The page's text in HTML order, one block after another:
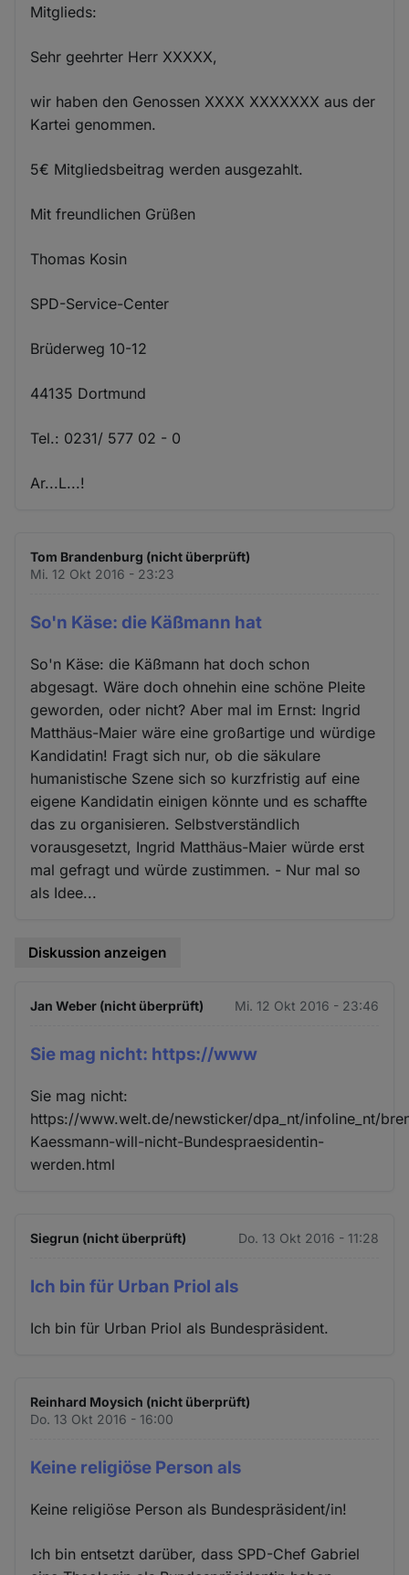
Mitglieds:
Sehr geehrter Herr XXXXX,
wir haben den Genossen XXXX XXXXXXX aus der
Kartei genommen.
5€ Mitgliedsbeitrag werden ausgezahlt.
Mit freundlichen Grüßen
Thomas Kosin
SPD-Service-Center
Brüderweg 10-12
44135 Dortmund
Tel.: 0231/ 577 02 - 0
Ar...L...!
Tom Brandenburg (nicht überprüft)
Mi. 12 Okt 2016 - 23:23
So'n Käse: die Käßmann hat
So'n Käse: die Käßmann hat doch schon
abgesagt. Wäre doch ohnehin eine schöne Pleite
geworden, oder nicht? Aber mal im Ernst: Ingrid
Matthäus-Maier wäre eine großartige und würdige
Kandidatin! Fragt sich nur, ob die säkulare
humanistische Szene sich so kurzfristig auf eine
eigene Kandidatin einigen könnte und es schaffte
das zu organisieren. Selbstverständlich
vorausgesetzt, Ingrid Matthäus-Maier würde erst
mal gefragt und würde zustimmen. - Nur mal so
als Idee...
Diskussion anzeigen
Jan Weber (nicht überprüft) Mi. 12 Okt 2016 - 23:46
Sie mag nicht: https://www
Sie mag nicht:
https://www.welt.de/newsticker/dpa_nt/infoline_nt/
Kaessmann-will-nicht-Bundespraesidentin-
werden.html
Siegrun (nicht überprüft) Do. 13 Okt 2016 - 11:28
Ich bin für Urban Priol als
Ich bin für Urban Priol als Bundespräsident.
Reinhard Moysich (nicht überprüft)
Do. 13 Okt 2016 - 16:00
Keine religiöse Person als
Keine religiöse Person als Bundespräsident/in!
Ich bin entsetzt darüber, dass SPD-Chef Gabriel